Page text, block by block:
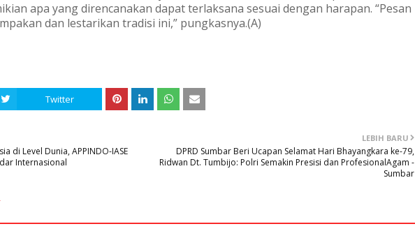
apa yang direncanakan dapat terlaksana sesuai dengan harapan. “Pesan
dan lestarikan tradisi ini,” pungkasnya.(A)
Twitter
LEBIH BARU
DPRD Sumbar Beri Ucapan Selamat Hari Bhayangkara ke-79,
Ridwan Dt. Tumbijo: Polri Semakin Presisi dan ProfesionalAgam -
Sumbar
di Level Dunia, APPINDO-IASE
Internasional